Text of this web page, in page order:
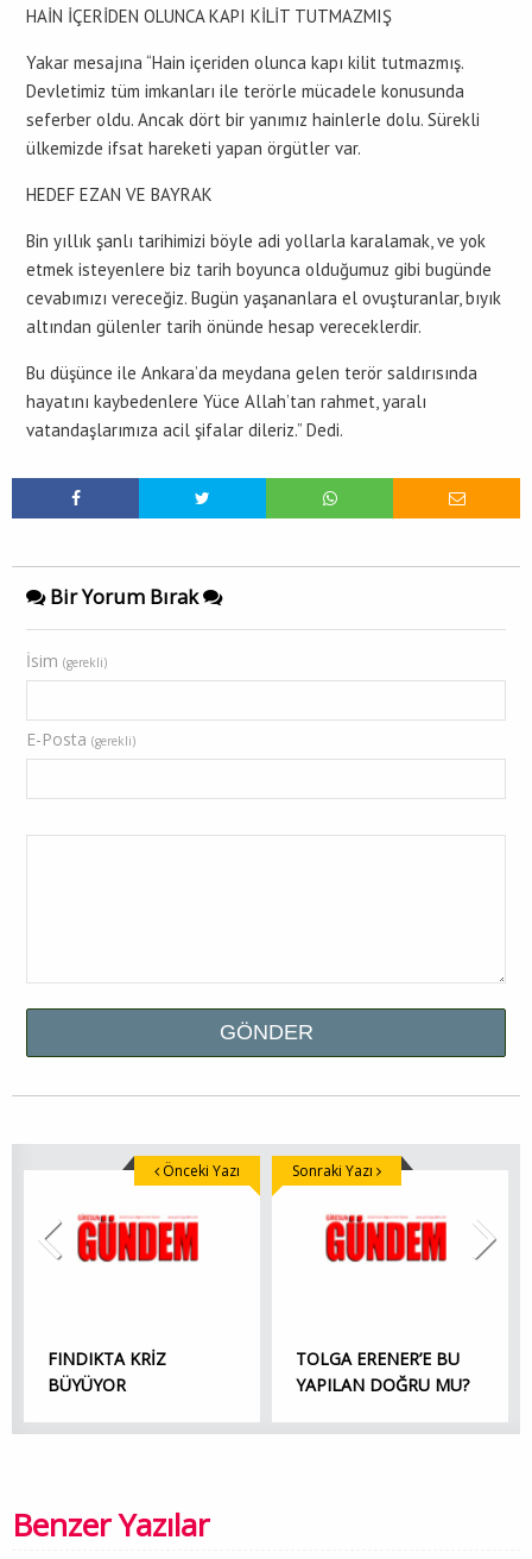
HAİN İÇERİDEN OLUNCA KAPI KİLİT TUTMAZMIŞ
Yakar mesajına “Hain içeriden olunca kapı kilit tutmazmış.
Devletimiz tüm imkanları ile terörle mücadele konusunda
seferber oldu. Ancak dört bir yanımız hainlerle dolu. Sürekli
ülkemizde ifsat hareketi yapan örgütler var.
HEDEF EZAN VE BAYRAK
Bin yıllık şanlı tarihimizi böyle adi yollarla karalamak, ve yok
etmek isteyenlere biz tarih boyunca olduğumuz gibi bugünde
cevabımızı vereceğiz. Bugün yaşananlara el ovuşturanlar, bıyık
altından gülenler tarih önünde hesap vereceklerdir.
Bu düşünce ile Ankara’da meydana gelen terör saldırısında
hayatını kaybedenlere Yüce Allah’tan rahmet, yaralı
vatandaşlarımıza acil şifalar dileriz.” Dedi.
Bir Yorum Bırak
İsim (gerekli)
E-Posta (gerekli)
FINDIKTA KRİZ
BÜYÜYOR
Önceki Yazı
TOLGA ERENER’E BU
YAPILAN DOĞRU MU?
Sonraki Yazı
Benzer Yazılar